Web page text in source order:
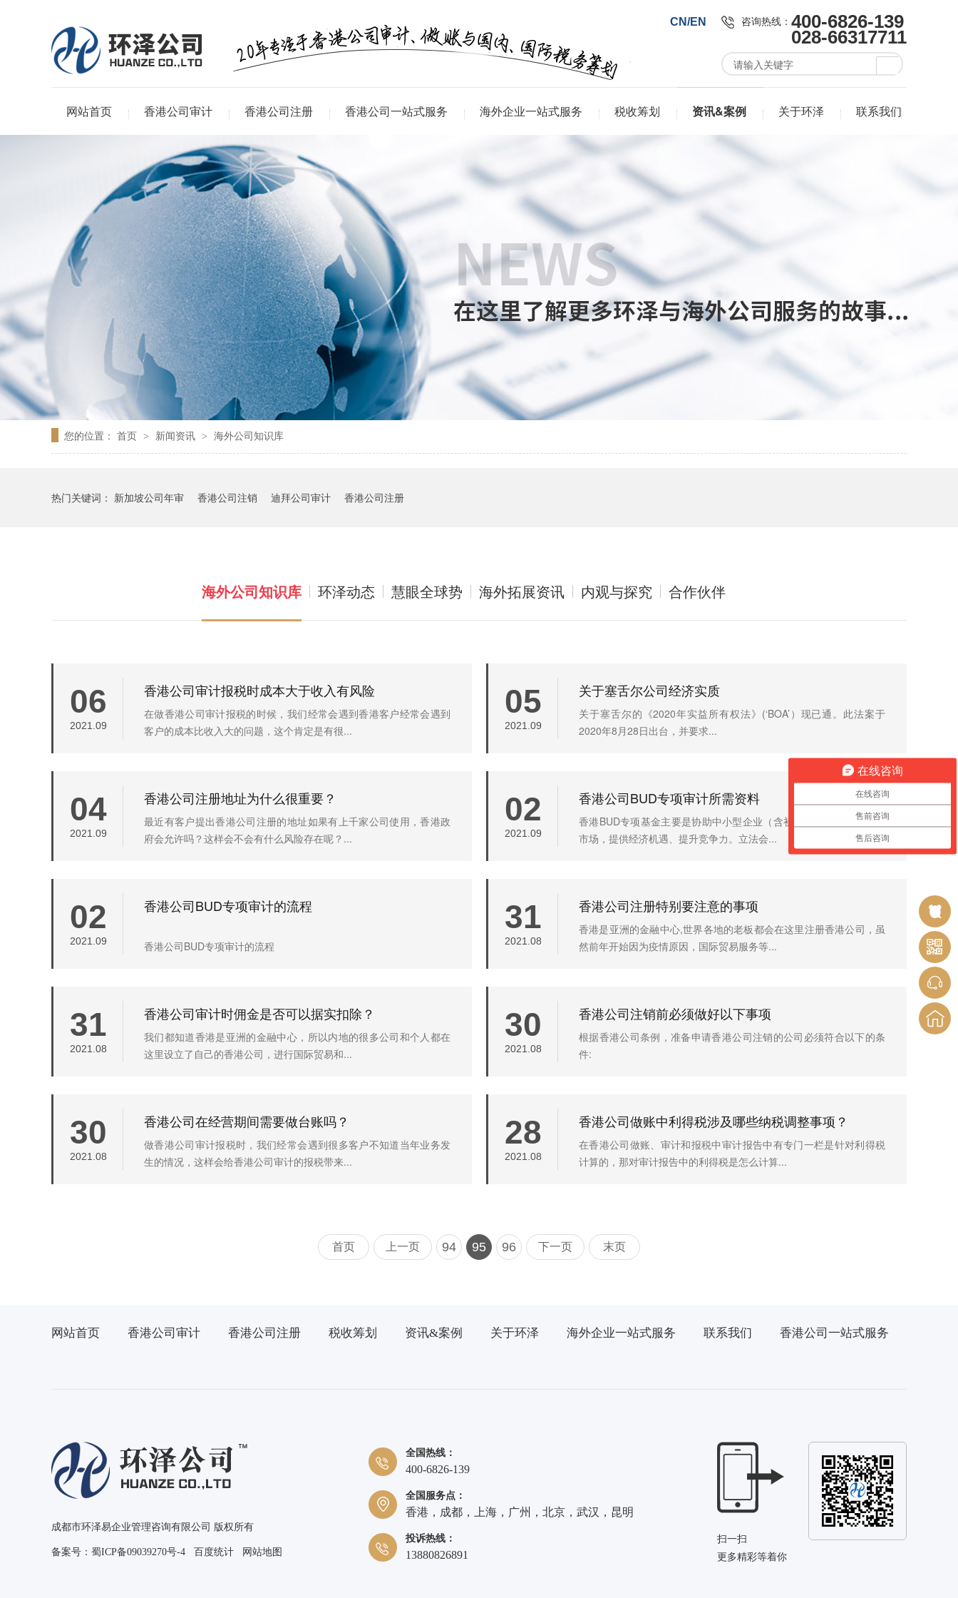
CN/EN 咨询热线： 400-6826-139
028-66317711
网站首页 香港公司审计 香港公司注册 香港公司一站式服务 海外企业一站式服务 税收筹划 资讯&案例 关于环泽 联系我们
您的位置： 首页 > 新闻资讯 > 海外公司知识库
热门关键词： 新加坡公司年审 香港公司注销 迪拜公司审计 香港公司注册
海外公司知识库 环泽动态 慧眼全球势 海外拓展资讯 内观与探究 合作伙伴
06
2021.09
香港公司审计报税时成本大于收入有风险
在做香港公司审计报税的时候，我们经常会遇到香港客户经常会遇到
客户的成本比收入大的问题，这个肯定是有很...
05
2021.09
关于塞舌尔公司经济实质
关于塞舌尔的《2020年实益所有权法》(‘BOA’）现已通。此法案于
2020年8月28日出台，并要求...
04
2021.09
香港公司注册地址为什么很重要？
最近有客户提出香港公司注册的地址如果有上千家公司使用，香港政
府会允许吗？这样会不会有什么风险存在呢？...
02
2021.09
香港公司BUD专项审计所需资料
香港BUD专项基金主要是协助中小型企业（含初创企业），进入内地
市场，提供经济机遇、提升竞争力。立法会...
02
2021.09
香港公司BUD专项审计的流程
香港公司BUD专项审计的流程
31
2021.08
香港公司注册特别要注意的事项
香港是亚洲的金融中心,世界各地的老板都会在这里注册香港公司，虽
然前年开始因为疫情原因，国际贸易服务等...
31
2021.08
香港公司审计时佣金是否可以据实扣除？
我们都知道香港是亚洲的金融中心，所以内地的很多公司和个人都在
这里设立了自己的香港公司，进行国际贸易和...
30
2021.08
香港公司注销前必须做好以下事项
根据香港公司条例，准备申请香港公司注销的公司必须符合以下的条
件:
30
2021.08
香港公司在经营期间需要做台账吗？
做香港公司审计报税时，我们经常会遇到很多客户不知道当年业务发
生的情况，这样会给香港公司审计的报税带来...
28
2021.08
香港公司做账中利得税涉及哪些纳税调整事项？
在香港公司做账、审计和报税中审计报告中有专门一栏是针对利得税
计算的，那对审计报告中的利得税是怎么计算...
首页 上一页 94 95 96 下一页 末页
网站首页 香港公司审计 香港公司注册 税收筹划 资讯&案例 关于环泽 海外企业一站式服务 联系我们 香港公司一站式服务
成都市环泽易企业管理咨询有限公司 版权所有
备案号： 蜀ICP备09039270号-4 百度统计 网站地图
全国热线：
400-6826-139
全国服务点：
香港，成都，上海，广州，北京，武汉，昆明
投诉热线：
13880826891
扫一扫
更多精彩等着你
在线咨询
在线咨询
售前咨询
售后咨询